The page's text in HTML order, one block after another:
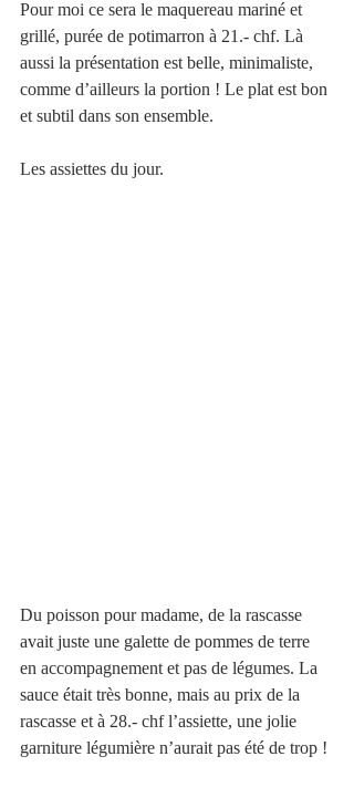
Pour moi ce sera le maquereau mariné et
grillé, purée de potimarron à 21.- chf. Là
aussi la présentation est belle, minimaliste,
comme d’ailleurs la portion ! Le plat est bon
et subtil dans son ensemble.
Les assiettes du jour.
Du poisson pour madame, de la rascasse
avait juste une galette de pommes de terre
en accompagnement et pas de légumes. La
sauce était très bonne, mais au prix de la
rascasse et à 28.- chf l’assiette, une jolie
garniture légumière n’aurait pas été de trop !